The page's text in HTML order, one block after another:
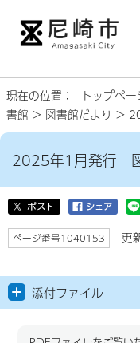
現在の位置： トップペ
書館 > 図書館だより >
2025年1月発行
ページ番号1040153 更
添付ファイル